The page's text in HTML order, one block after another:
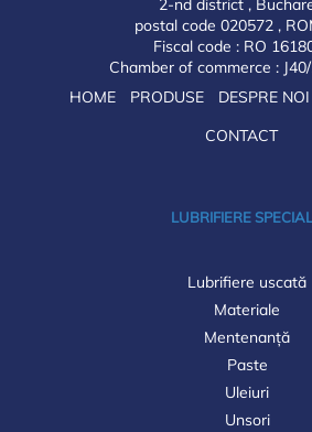
2-nd district ,
postal code 020572 ,
Fiscal code : RO
Chamber of commerce :
HOME
PRODUSE DESPRE NOI
CONTACT
LUBRIFIERE
Lubrifiere uscată
Materiale
Mentenanță
Paste
Uleiuri
Unsori